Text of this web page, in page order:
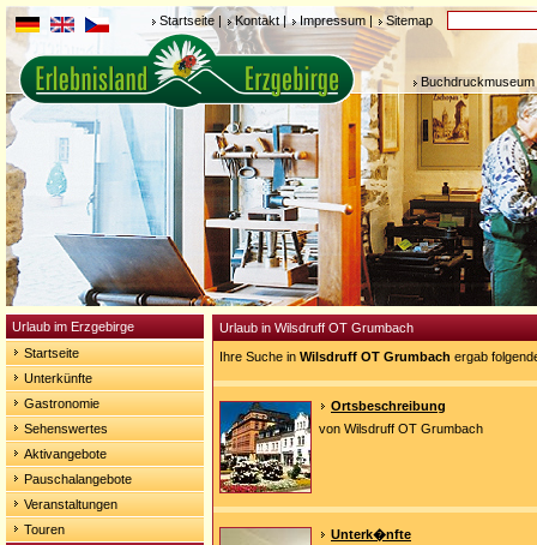
Startseite | Kontakt | Impressum | Sitemap
Urlaub im Erzgebirge
Startseite
Unterkünfte
Gastronomie
Sehenswertes
Aktivangebote
Pauschalangebote
Veranstaltungen
Touren
Urlaub in Wilsdruff OT Grumbach
Ihre Suche in Wilsdruff OT Grumbach ergab
Ortsbeschreibung
von Wilsdruff OT Grumbach
Unterk�nfte